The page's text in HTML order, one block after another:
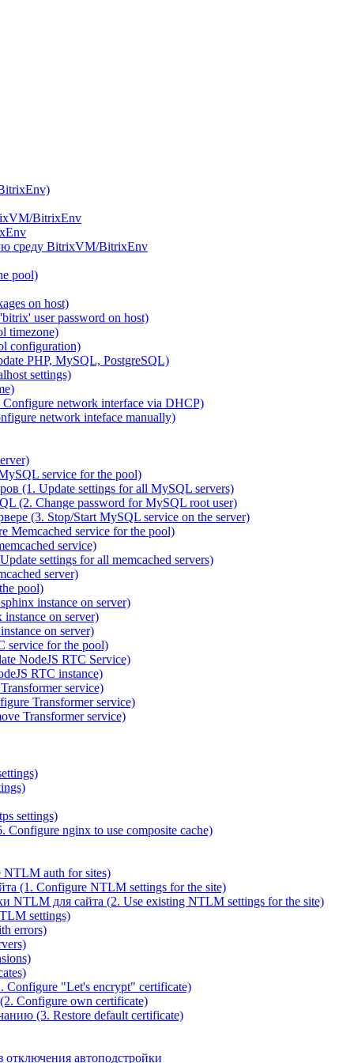
BitrixEnv
среду BitrixVM/BitrixEnv
pool)
on host)
user password on host)
timezone)
configuration)
PHP, MySQL, PostgreSQL)
settings)
Configure network interface via DHCP)
network inteface manually)
service for the pool)
(1. Update settings for all MySQL servers)
(2. Change password for MySQL root user)
(3. Stop/Start MySQL service on the server)
Memcached service for the pool)
service)
settings for all memcached servers)
server)
pool)
instance on server)
on server)
on server)
service for the pool)
NodeJS RTC Service)
RTC instance)
service)
Transformer service)
Transformer service)
settings)
nginx to use composite cache)
auth for sites)
(1. Configure NTLM settings for the site)
NTLM для сайта (2. Use existing NTLM settings for the site)
settings)
errors)
Configure "Let's encrypt" certificate)
Configure own certificate)
(3. Restore default certificate)
автоподстройки